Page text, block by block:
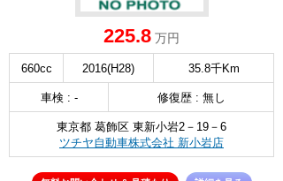
225.8 万円
660cc 2016(H28) 35.8千Km
車検 : - 修復歴 : 無し
東京都 葛飾区 東新小岩2－19－6
ツチヤ自動車株式会社 新小岩店